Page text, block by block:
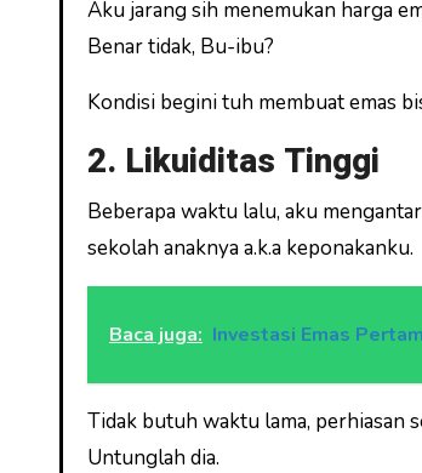
Aku jarang sih menemukan harga
Benar tidak, Bu-ibu?
Kondisi begini tuh membuat emas
2. Likuiditas Tinggi
Beberapa waktu lalu, aku
sekolah anaknya a.k.a keponakanku.
Baca juga: Investasi Emas
Tidak butuh waktu lama, perhiasan
Untunglah dia.